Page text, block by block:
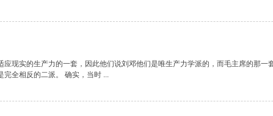
现实的生产力的一套，因此他们说刘邓他们是唯生产力学派的，而毛主席的那一
完全相反的二派。 确实，当时 ...